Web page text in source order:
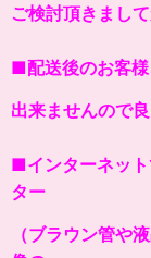
ご検討頂きまし
■配送後のお客様
出来ませんので
■インターネッ
ター
（ブラウン管や